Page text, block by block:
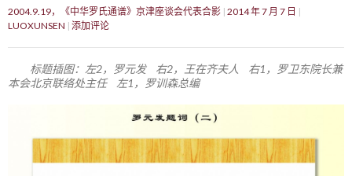
2004.9.19，《中华罗氏通谱》京津座谈会代表合影 2014 年 7 月 7 日
LUOXUNSEN 添加评论
标题插图：左2，罗元发 右2，王在齐夫人 右1，罗卫东院长兼
本会北京联络处主任 左1，罗训森总编